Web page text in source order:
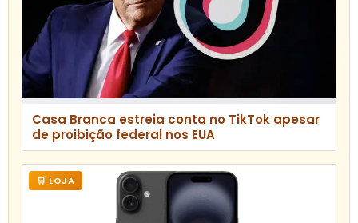
Casa Branca estreia conta no TikTok apesar
de proibição federal nos EUA
🛒 LOJA